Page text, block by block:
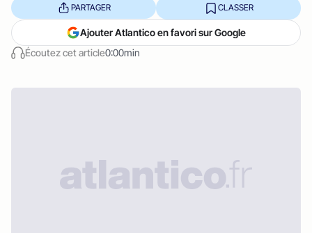
Écoutez cet article0:00min
PARTAGER CLASSER
Ajouter Atlantico en favori sur Google